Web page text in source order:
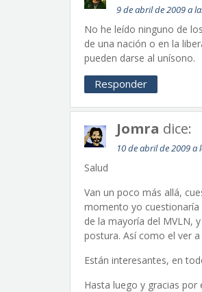
9 de abril de 2009 a
No he leído ninguno de
de una nación o en la
pueden darse al unísono.
Responder
Jomra dice:
10 de abril de 2009 a
Salud
Van un poco más allá,
momento yo cuestionaría
de la mayoría del MVLN,
postura. Así como el ver
Están interesantes, en
Hasta luego y gracias por